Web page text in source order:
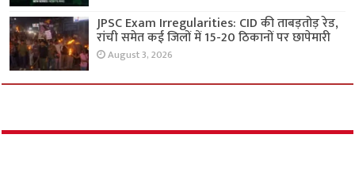
JPSC Exam Irregularities: CID की ताबड़तोड़ रेड,
रांची समेत कई जिलों में 15-20 ठिकानों पर छापेमारी
August 3, 2026